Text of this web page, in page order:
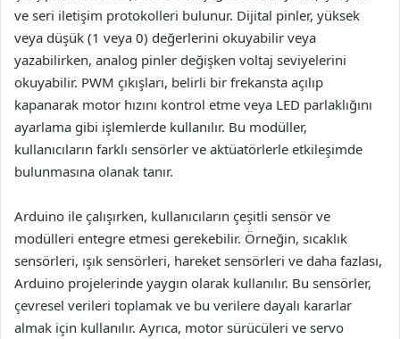
ve seri iletişim protokolleri bulunur. Dijital pinler, yüksek
veya düşük (1 veya 0) değerlerini okuyabilir veya
yazabilirken, analog pinler değişken voltaj seviyelerini
okuyabilir. PWM çıkışları, belirli bir frekansta açılıp
kapanarak motor hızını kontrol etme veya LED parlaklığını
ayarlama gibi işlemlerde kullanılır. Bu modüller,
kullanıcıların farklı sensörler ve aktüatörlerle etkileşimde
bulunmasına olanak tanır.
Arduino ile çalışırken, kullanıcıların çeşitli sensör ve
modülleri entegre etmesi gerekebilir. Örneğin, sıcaklık
sensörleri, ışık sensörleri, hareket sensörleri ve daha fazlası,
Arduino projelerinde yaygın olarak kullanılır. Bu sensörler,
çevresel verileri toplamak ve bu verilere dayalı kararlar
almak için kullanılır. Ayrıca, motor sürücüleri ve servo